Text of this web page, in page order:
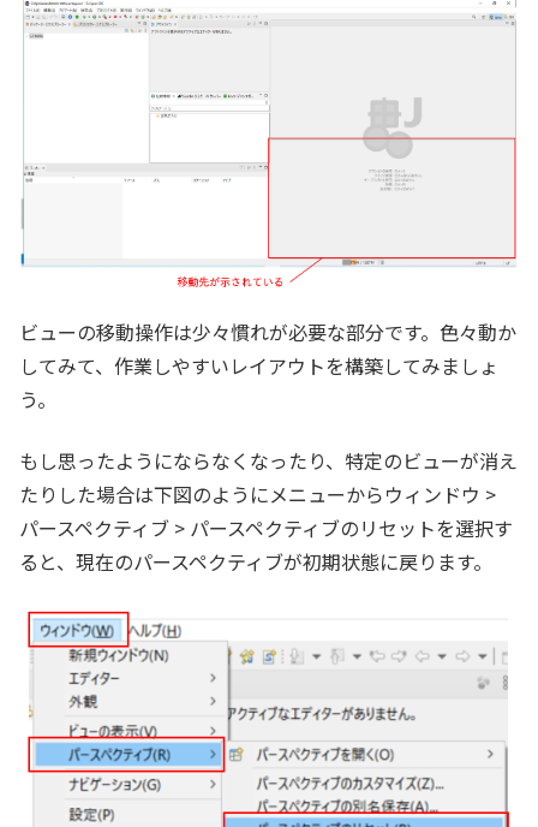
ビューの移動操作は少々慣れが必要な部分です。色々動か
してみて、作業しやすいレイアウトを構築してみましょ
う。
もし思ったようにならなくなったり、特定のビューが消え
たりした場合は下図のようにメニューからウィンドウ >
パースペクティブ > パースペクティブのリセットを選択す
ると、現在のパースペクティブが初期状態に戻ります。